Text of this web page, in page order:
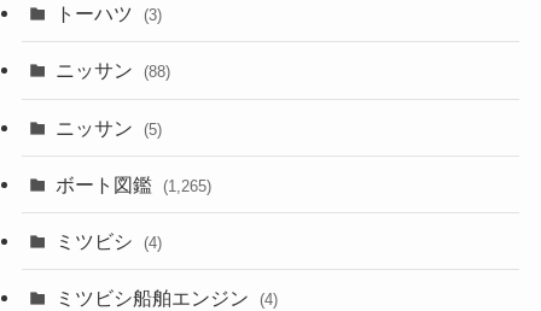
トーハツ (3)
ニッサン (88)
ニッサン (5)
ボート図鑑 (1,265)
ミツビシ (4)
ミツビシ船舶エンジン (4)